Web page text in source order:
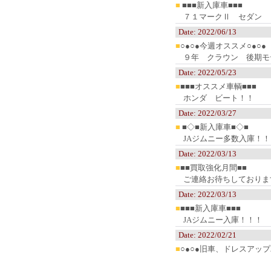
■ ■■■新入庫車■■■
７１マークⅡ セダン
Date: 2022/06/13
■○●○●今週オススメ○●○●
９年 クラウン 後期モ
Date: 2022/05/23
■■■■オススメ車輌■■■
ホンダ ビート！！
Date: 2022/03/27
■ ■◇■新入庫車■◇■
JAジムニー多数入庫！！
Date: 2022/03/13
■■■買取強化月間■■
ご連絡お待ちしており
Date: 2022/03/13
■■■■新入庫車■■■
JAジムニー入庫！！！
Date: 2022/02/21
■○●○●旧車、ドレスアッ